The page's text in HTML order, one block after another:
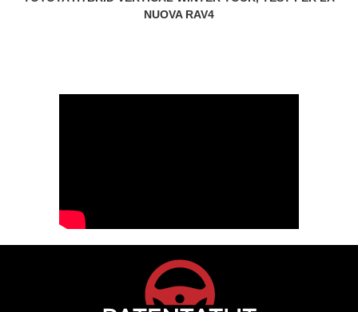
NUOVA RAV4